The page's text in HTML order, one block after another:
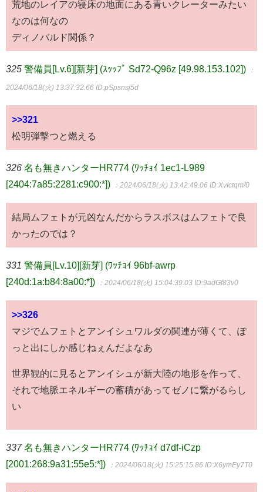
荒地のレイアの寝床の地面にある青いクレーターみたい
なのは何なの
ディノバルド関係？
325 警備員[Lv.6][新芽] (ｽｯｯﾌﾟ Sd72-Q96z [49.98.153.102]) ：
2024/06/18(火) 13:37:32.66 ID:pSpsnsj5d
>>321
松明弾撃つと燃える
326 名も無きハンターHR774 (ﾜｯﾁｮｲ 1ec1-L989
[2404:7a85:2281:c900:*])
：2024/06/18(火) 13:42:49.06 ID:XvIctqm/0
結局ムフェトが元凶なんだからラスボスはムフェトで良
かったのでは？
331 警備員[Lv.10][新芽] (ﾜｯﾁｮｲ 96bf-awrp
[240d:1a:b84:8a00:*])
：2024/06/18(火) 15:04:39.03 ID:9adGf83v0
>>326
マジでムフェトとアンイシュワルダの関連が薄くて、ぽ
っと出にしか感じねぇんだよなあ
世界観的に見るとアンイシュが新大陸の地形を作って、
それで地脈エネルギーの蓄積があってゼノに繋がるらし
い
337 名も無きハンターHR774 (ﾜｯﾁｮｲ d7df-iCzp
[2001:268:9a31:55e5:*])
：2024/06/18(火) 15:25:15.86 ID:X6ymEy7T0